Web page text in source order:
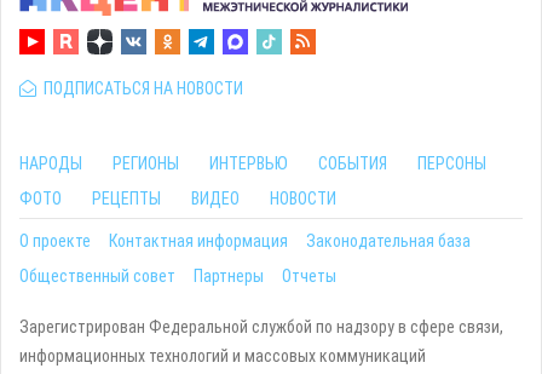
ПОДПИСАТЬСЯ НА НОВОСТИ
НАРОДЫ РЕГИОНЫ ИНТЕРВЬЮ СОБЫТИЯ
ПЕРСОНЫ
ФОТО
РЕЦЕПТЫ ВИДЕО НОВОСТИ
О проекте Контактная информация
Законодательная база
Общественный совет
Партнеры Отчеты
Зарегистрирован Федеральной службой по надзору в сфере связи,
информационных технологий и массовых коммуникаций